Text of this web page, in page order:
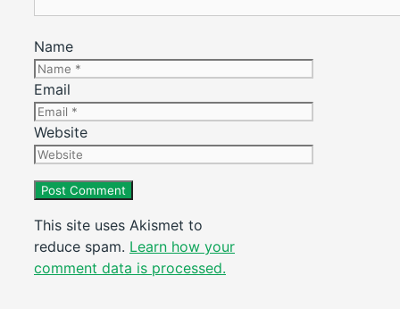
Name
Email
Website
This site uses Akismet to
reduce spam. Learn how your
comment data is processed.